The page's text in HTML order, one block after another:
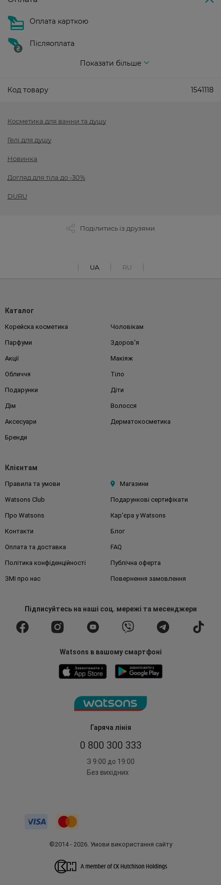
Оплата карткою
Післяоплата
Показати більше
Код товару 1541118
Косметика для ванни та душу
Гелі для душу
Новинка
Догляд для тіла до -30%
DURU
Поділитись із друзями
UA RU
Гаряча лінія
0 800 300 333
З 9:00 до 19:00
Без вихідних
Каталог
Корейска косметика Чоловікам
Парфуми Здоров'я
Акції Макіяж
Обличчя Тіло
Подарунки Діти
Дім Волосся
Аксесуари Дерматокосметика
Бренди
Клієнтам
Правила та умови Магазини
Watsons Club Подарункові сертифікати
Про Watsons Кар'єра у Watsons
Контакти Блог
Оплата та доставка FAQ
Політика конфіденційності Публічна оферта
ЗМІ про нас Повернення замовлення
Підписуйтесьна наші соц. мережі та месенджери
Watsons в вашому смартфоні
©2014 - 2026. Умови використання сайту